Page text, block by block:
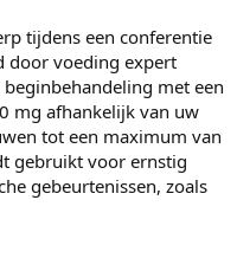
tijdens een conferentie
door voeding expert
met een
mg afhankelijk van uw
tot een maximum van
gebruikt voor ernstig
gebeurtenissen, zoals